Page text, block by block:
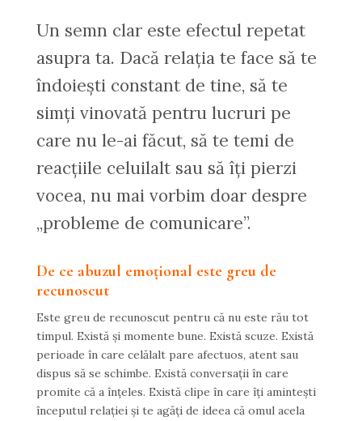
Un semn clar este efectul repetat
asupra ta. Dacă relația te face să te
îndoiești constant de tine, să te
simți vinovată pentru lucruri pe
care nu le-ai făcut, să te temi de
reacțiile celuilalt sau să îți pierzi
vocea, nu mai vorbim doar despre
„probleme de comunicare”.
De ce abuzul emoțional este greu de
recunoscut
Este greu de recunoscut pentru că nu este rău tot
timpul. Există și momente bune. Există scuze. Există
perioade în care celălalt pare afectuos, atent sau
dispus să se schimbe. Există conversații în care
promite că a înțeles. Există clipe în care îți amintești
începutul relației și te agăți de ideea că omul acela